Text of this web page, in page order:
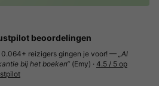
beoordelingen
reizigers gingen je voor! — „Al
bij het boeken“ (Emy) · 4.5 / 5 op